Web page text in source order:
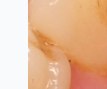
Tránh ăn đồ quá
đầu sau khi lấy cao
ấm, dễ nuốt để tránh
Dùng kem đánh răng
kem này chứa thành
nhanh chóng.